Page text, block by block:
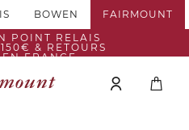
BOWEN
FAIRMOUNT
POINT RELAIS
& RETOURS
EN FRANCE.